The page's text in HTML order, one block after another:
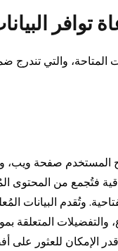
توافر
المتاحة، والتي
المستخدم صفحة ويب،
فتُجمع من المحتوى
وتُقدم البيانات
المتعلقة
الإمكان للعثور